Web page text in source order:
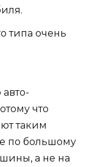
типа очень
авто-
что
таким
по большому
а не на